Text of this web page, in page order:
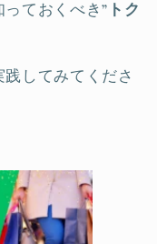
っておくべき”トク
してみてくださ